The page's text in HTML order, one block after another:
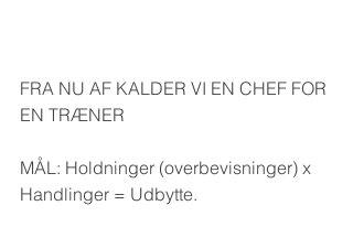
FRA NU AF KALDER VI EN CHEF FOR
EN TRÆNER
MÅL: Holdninger (overbevisninger) x
Handlinger = Udbytte.